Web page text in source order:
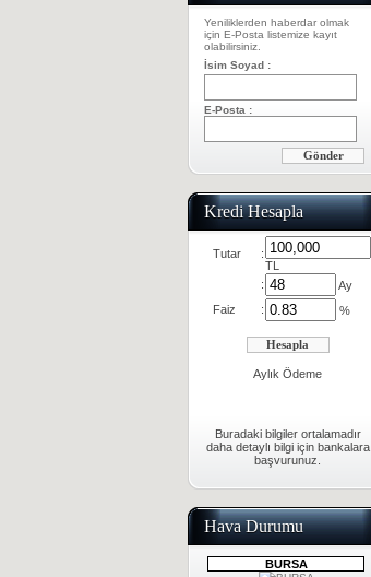
Yeniliklerden haberdar olmak
için E-Posta listemize kayıt
olabilirsiniz.
İsim Soyad :
E-Posta :
Kredi Hesapla
Tutar
:
TL
:
Ay
Faiz
: %
Aylık Ödeme
Buradaki bilgiler ortalamadır
daha detaylı bilgi için bankalara
başvurunuz.
Hava Durumu
BURSA